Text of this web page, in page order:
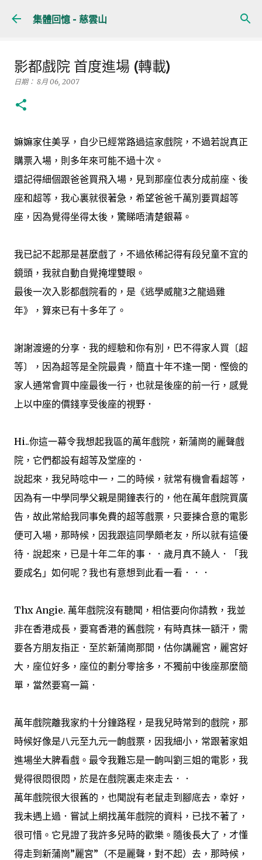
跳至主要內容
集體回憶 - 慈雲山
影都戲院 首度進場 (轉載)
日期： 8月 06, 2007
嫲嫲家住美孚，自少已經常路過這家戲院，不過若說真正
購票入場，則多年來可能不過十次。
還記得細個跟爸爸買飛入場，見到那座位表分成前座、後
座和超等，我心裏就很著急，希望爸爸千萬別要買超等
座，因為覺得坐得太後，驚睇唔清楚銀幕。
我已記不起那是甚麼戲了，不過依稀記得有段兒童不宜的
鏡頭，我就自動自覺掩埋雙眼。
最後一次入影都戲院看的，是《逃學威龍3之龍過雞
年》，算來已有十多年了。
謝謝渡邊的分享．我的經驗和你有別，巴不得家人買〔超
等〕，因為超等是全院最貴，簡直十年不逢一閏．慳儉的
家人通常會買中座最後一行，也就是後座的前一行，感覺
上以中座的價錢享受後座的視野．
Hi..你這一幕令我想起我區的萬年戲院，新蒲崗的麗聲戲
院，它們都設有超等及堂座的．
說起來，我兒時唸中一，二的時候，就常有機會看超等，
因為有一中學同學父親是開鐘表行的，他在萬年戲院買廣
告，故此常給我同事免費的超等戲票，只要揀合意的電影
便可入場，那時候，因我跟這同學頗老友，所以就有這優
待．說起來，已是十年二年的事．．歲月真不饒人．「我
要成名」如何呢？我也有意想到此看一看．．．
Thx Angie. 萬年戲院沒有聽聞，相信要向你請教，我並
非在香港成長，要寫香港的舊戲院，有時真抹一額汗，需
要各方朋友指正．至於新蒲崗那間，估你講麗宮，麗宮好
大，座位好多，座位的劃分零捨多，不獨前中後座那麼簡
單，當然要寫一篇．
萬年戲院離我家約十分鐘路程，是我兒時常到的戲院，那
時候好像是八元至九元一齣戲票，因我細小，常跟著家姐
進場坐大脾看戲。最令我難忘是一齣叫劉三姐的電影，我
覺得很悶很悶，於是在戲院裏走來走去．．
萬年戲院很大很舊的，也聞說有老鼠走到腳底去，幸好，
我未遇上過．嘗試上網找萬年戲院的資料，已找不著了，
很可惜。它見證了我許多兒時的歡樂。隨後長大了，才懂
得走到新蒲崗”麗宮”（不是麗聲，對不起）去，那時候，